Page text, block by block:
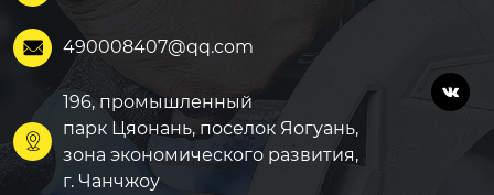
 490008407@qq.com

196, промышленный
парк Цяонань, поселок Яогуань,
зона экономического развития,
г. Чанчжоу
